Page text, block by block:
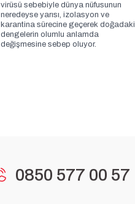
virüsü sebebiyle dünya nüfusunun
neredeyse yarısı, izolasyon ve
karantina sürecine geçerek doğadaki
dengelerin olumlu anlamda
değişmesine sebep oluyor.
0850 577 00 57